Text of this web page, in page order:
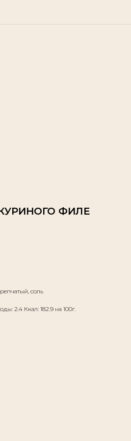
ФИЛЕ
соль
2.4 Ккал: 182.9 на 100г.